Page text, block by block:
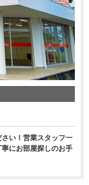
い！営業スタッフ一
にお部屋探しのお手